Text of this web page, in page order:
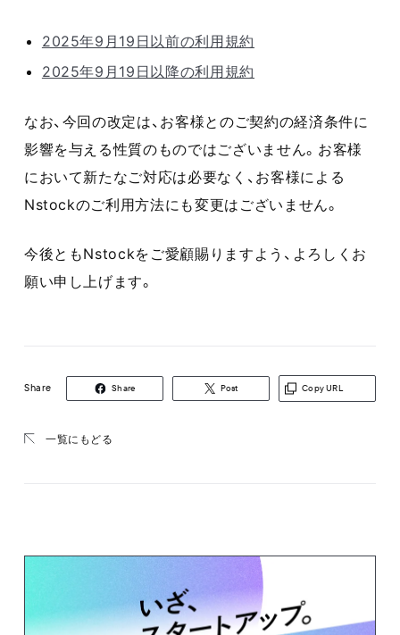
2025年9月19日以前の利用規約
2025年9月19日以降の利用規約
なお、今回の改定は、お客様とのご契約の経済条件に
影響を与える性質のものではございません。お客様
において新たなご対応は必要なく、お客様による
Nstockのご利用方法にも変更はございません。
今後ともNstockをご愛顧賜りますよう、よろしくお
願い申し上げます。
一覧にもどる
Share Share Post Copy URL